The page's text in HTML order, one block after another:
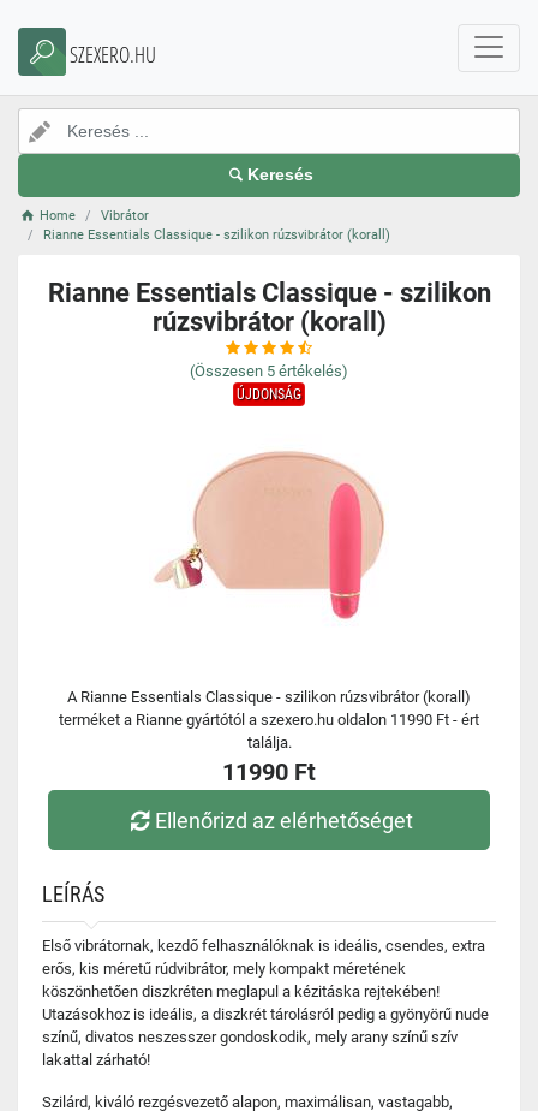
SZEXERO.HU
Keresés
Home
Vibrátor
Rianne Essentials Classique - szilikon rúzsvibrátor (korall)
Rianne Essentials Classique - szilikon
rúzsvibrátor (korall)
(Összesen 5 értékelés)
ÚJDONSÁG
A Rianne Essentials Classique - szilikon rúzsvibrátor (korall)
terméket a Rianne gyártótól a szexero.hu oldalon 11990 Ft - ért
találja.
11990 Ft
Ellenőrizd az elérhetőséget
LEÍRÁS
Első vibrátornak, kezdő felhasználóknak is ideális, csendes, extra
erős, kis méretű rúdvibrátor, mely kompakt méretének
köszönhetően diszkréten meglapul a kézitáska rejtekében!
Utazásokhoz is ideális, a diszkrét tárolásról pedig a gyönyörű nude
színű, divatos neszesszer gondoskodik, mely arany színű szív
lakattal zárható!
Szilárd, kiváló rezgésvezető alapon, maximálisan, vastagabb,